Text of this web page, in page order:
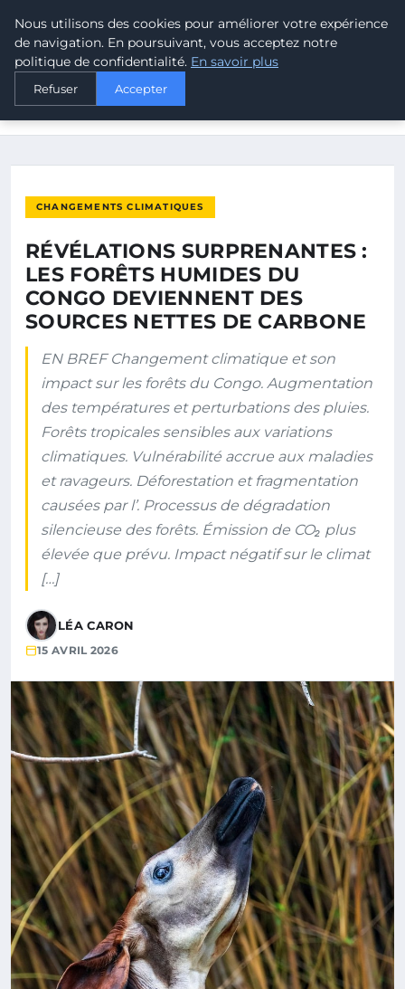
MALTA CLIMATE
ACCUEIL
RÉVÉLATIONS SURPRENANTES : LES FORÊTS HUMIDES DU
CHANGEMENTS CLIMATIQUES
RÉVÉLATIONS SURPRENANTES :
LES FORÊTS HUMIDES DU
CONGO DEVIENNENT DES
SOURCES NETTES DE CARBONE
EN BREF Changement climatique et son
impact sur les forêts du Congo. Augmentation
des températures et perturbations des pluies.
Forêts tropicales sensibles aux variations
climatiques. Vulnérabilité accrue aux maladies
et ravageurs. Déforestation et fragmentation
causées par l’. Processus de dégradation
silencieuse des forêts. Émission de CO₂ plus
élevée que prévu. Impact négatif sur le climat
[…]
LÉA CARON
15 AVRIL 2026
Nous utilisons des cookies pour améliorer votre expérience
de navigation. En poursuivant, vous acceptez notre
politique de confidentialité. En savoir plus
Refuser Accepter